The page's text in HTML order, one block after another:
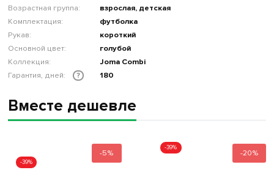
Возрастная группа:
взрослая, детская
Комплектация:
футболка
Рукав:
короткий
Основной цвет:
голубой
Коллекция:
Joma Combi
Гарантия, дней:
? 180
Вместе дешевле
-5%
-39%
-20%
-39%